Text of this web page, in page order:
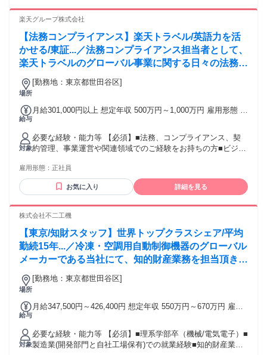
間と共に新しい仕組みやルールを創造していく経験は、圧倒
大学 高専 語学力： 資格：
楽天グループ株式会社
【法務コンプライアンス】楽天トラベル/英語力を活
かせる/東証...／法務コンプライアンス担当者として、
楽天トラベルのグローバル事業に関する日々の法務・
コンプライアンス業務を支援します。 ＜主な業務内
容＞
場所
[勤務地：東京都世田谷区]
給与
月給301,000円以上 想定年収 500万円～1,000万円 雇用形態 正
￥301,000～ 基本給￥228,608～ 固定残業代￥72,392～を含
む/月 諸手当：通勤手当（会社規定に基づき支給）、残業手当
（固定残業代制 超過分別途支給） 試用期間 有 期間：3ヶ月
備考：変更無
対象
必要な経験・能力等 【必須】■法務、コンプライアンス、契
約管理、事業運営や関連領域でのご経験をお持ちの方■ビジネ
要約) 【魅力】グローバル事業拡大の初期から、法務・コンプ
ライアンスの仕組から自ら設計し、事業成長を支える基盤づ
くりに関わることが可能。 ビジネス部門に近い立場で、リス
践的なリーガル/コンプライアンス経験を積むことができま
ジメント候補としてメンバー育成、業務プロセス改善などに
関与できます。 学歴・資格 学歴：大学院 大学 高専 短大 専修
学校 高校 語学力：英語 資格：
雇用形態： 正社員
お気に入り 詳細を見る
株式会社不二工機
【東京/知財スタッフ】世界トップクラスシェア/平均
勤続15年...／冷凍・空調用自動制御機器のグローバル
メーカーである当社にて、知的財産業務を担当頂きま
す。現在製品開発において常に年間50～60件の特許
を取得しています。
場所
[勤務地：東京都世田谷区]
給与
月給347,500円～426,400円 想定年収 550万円～670万円 雇用
給￥347,500～￥426,400 基本給￥298,700～￥369,700を含む/
月 ■賞与実績:年2回(2025年計4.91ヶ月実績) 諸手当：通勤手当
（会社規定に基づき支給）、残業手当（残業時間に応じて別
対象
必要な経験・能力等 【必須】■理系学部卒（機械/電気電子）■
製造業(開発部門と自社工場保有)での就業経験■知的財産業務